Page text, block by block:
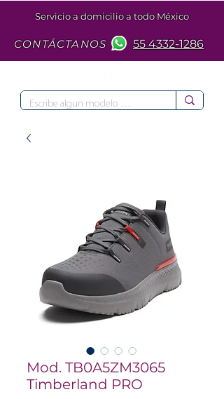
Servicio a domicilio a todo México
CONTÁCTANOS 55 4332-1286
Mod. TB0A5ZM3065
Timberland PRO